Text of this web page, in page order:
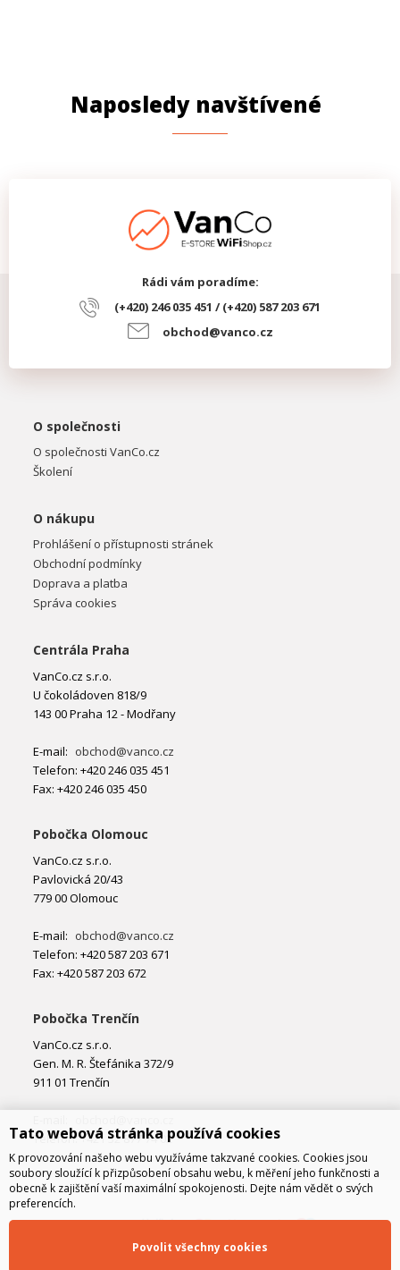
Počet SFP+ (10G) portů 1
PARAMETRY NAPÁJENÍ
PoE
Optické rozhraní
1/10 Gbps
Naposledy navštívené
Rádi vám poradíme:
(+420) 246 035 451 / (+420) 587 203 671
obchod@vanco.cz
O společnosti
O společnosti VanCo.cz
Školení
O nákupu
Prohlášení o přístupnosti stránek
Obchodní podmínky
Doprava a platba
Správa cookies
Centrála Praha
VanCo.cz s.r.o.
U čokoládoven 818/9
143 00 Praha 12 - Modřany
E-mail: obchod@vanco.cz
Telefon: +420 246 035 451
Fax: +420 246 035 450
Pobočka Olomouc
VanCo.cz s.r.o.
Pavlovická 20/43
779 00 Olomouc
E-mail: obchod@vanco.cz
Telefon: +420 587 203 671
Fax: +420 587 203 672
Pobočka Trenčín
VanCo.cz s.r.o.
Gen. M. R. Štefánika 372/9
911 01 Trenčín
Telefon: +421 32 877 74 02
Tato webová stránka používá cookies
K provozování našeho webu využíváme takzvané cookies. Cookies jsou
soubory sloužící k přizpůsobení obsahu webu, k měření jeho funkčnosti a
obecně k zajištění vaší maximální spokojenosti. Dejte nám vědět o svých
preferencích.
Povolit všechny cookies